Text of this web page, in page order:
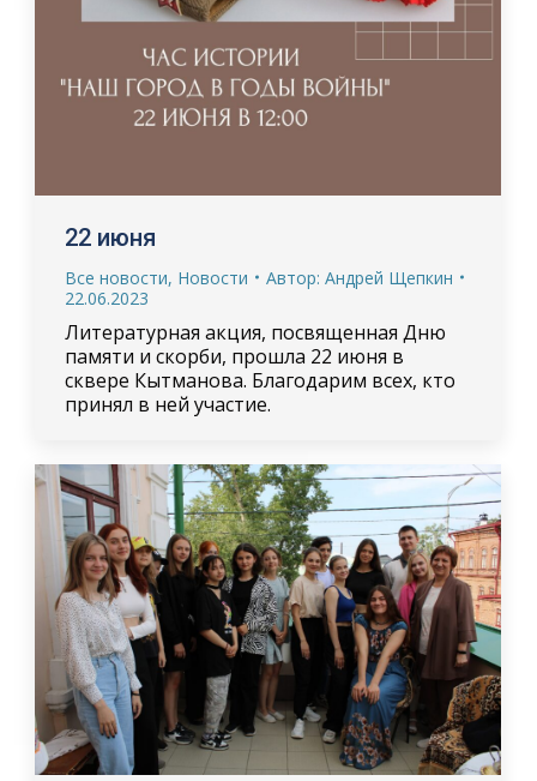
22 июня
Все новости, Новости Автор: Андрей Щепкин
22.06.2023
Литературная акция, посвященная Дню
памяти и скорби, прошла 22 июня в
сквере Кытманова. Благодарим всех, кто
принял в ней участие.